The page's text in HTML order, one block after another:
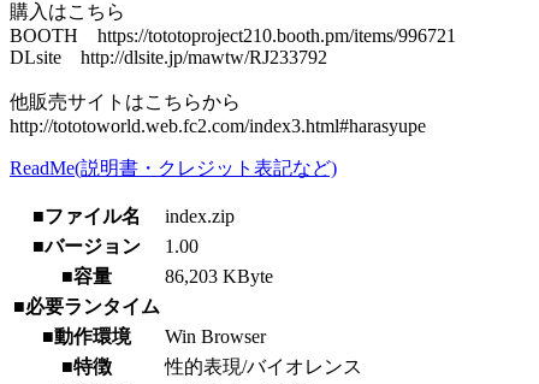
購入はこちら
BOOTH https://tototoproject210.booth.pm/items/996721
DLsite http://dlsite.jp/mawtw/RJ233792
他販売サイトはこちらから
http://tototoworld.web.fc2.com/index3.html#harasyupe
ReadMe(説明書・クレジット表記など)
■ファイル名
index.zip
■バージョン
1.00
■容量
86,203 KByte
■必要ランタイム
■動作環境
Win Browser
■特徴
性的表現/バイオレンス